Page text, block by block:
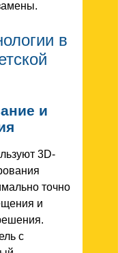
в
и
3D-
точно
и
с